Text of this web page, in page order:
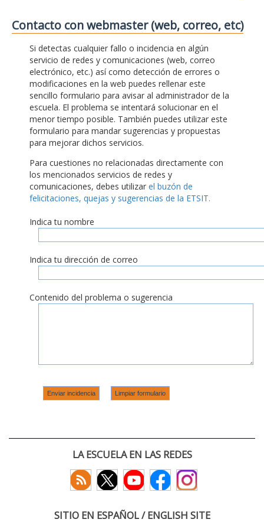
Contacto con webmaster (web, correo, etc)
Si detectas cualquier fallo o incidencia en algún
servicio de redes y comunicaciones (web, correo
electrónico, etc.) así como detección de errores o
modificaciones en la web puedes rellenar este
sencillo formulario para avisar al administrador de la
escuela. El problema se intentará solucionar en el
menor tiempo posible. También puedes utilizar este
formulario para mandar sugerencias y propuestas
para mejorar dichos servicios.
Para cuestiones no relacionadas directamente con
los mencionados servicios de redes y
comunicaciones, debes utilizar el buzón de
felicitaciones, quejas y sugerencias de la ETSIT.
Indica tu nombre
Indica tu dirección de correo
Contenido del problema o sugerencia
LA ESCUELA EN LAS REDES
SITIO EN ESPAÑOL / ENGLISH SITE